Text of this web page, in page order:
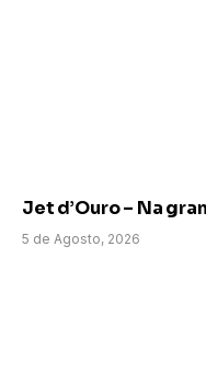
Jet d’Ouro – Na
5 de Agosto, 2026